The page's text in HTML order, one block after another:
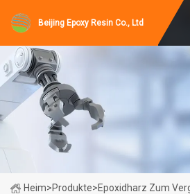
Beijing Epoxy Resin Co., Ltd
Heim>Produkte>Epoxidharz Zum